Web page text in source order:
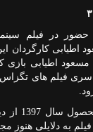
اطیابی کارگردان
مسعود اطیابی
فیلم های تگزاس
به دلایلی هنوز